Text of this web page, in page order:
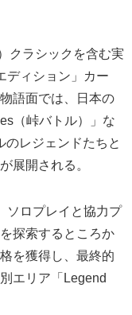
クラシックを含む実
ディション」カー
語面では、日本の
（峠バトル）」な
のレジェンドたちと
展開される。
ソロプレイと協力プ
探索するところか
を獲得し、最終的
エリア「Legend